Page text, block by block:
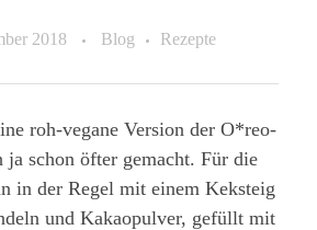
2018 Blog Rezepte
roh-vegane Version der O*reo-
ja schon öfter gemacht. Für die
in der Regel mit einem Keksteig
und Kakaopulver, gefüllt mit